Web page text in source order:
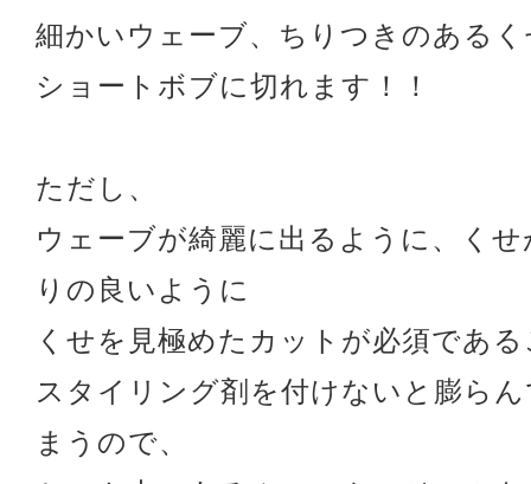
細かいウェーブ、ちりつきのある
ショートボブに切れます！！
ただし、
ウェーブが綺麗に出るように、く
りの良いように
くせを見極めたカットが必須であ
スタイリング剤を付けないと膨ら
まうので、